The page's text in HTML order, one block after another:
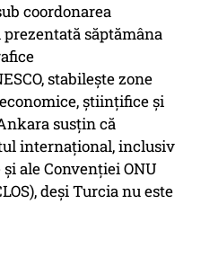
coordonarea
săptămâna
stabilește zone
științifice și
susțin că
internațional, inclusiv
ale Convenției ONU
deși Turcia nu este